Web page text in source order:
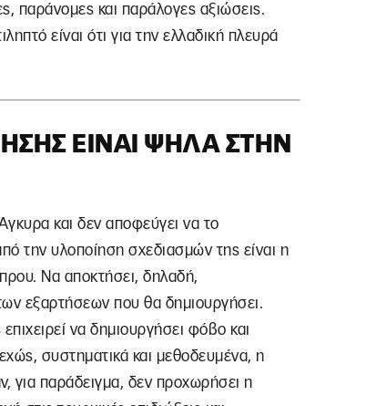
παράνομες και παράλογες αξιώσεις.
είναι ότι για την ελλαδική πλευρά
ΕΊΝΑΙ ΨΗΛΆ ΣΤΗΝ
Άγκυρα και δεν αποφεύγει να το
την υλοποίηση σχεδιασμών της είναι η
Να αποκτήσει, δηλαδή,
εξαρτήσεων που θα δημιουργήσει.
να δημιουργήσει φόβο και
συστηματικά και μεθοδευμένα, η
για παράδειγμα, δεν προχωρήσει η